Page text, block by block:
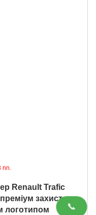
📞
nn.
Renault Trafic
захист
логотипом